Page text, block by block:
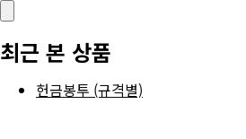
최근 본 상품
헌금봉투 (규격별)